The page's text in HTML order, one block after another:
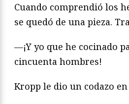
Cuando comprendió los
se quedó de una pieza.
—¡Y yo que he cocinado
cincuenta hombres!
Kropp le dio un codazo